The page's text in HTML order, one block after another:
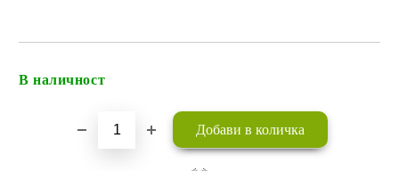
В наличност